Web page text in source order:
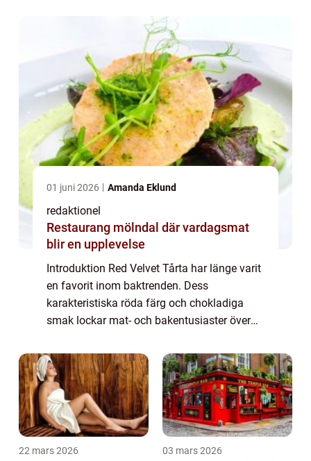
01 juni 2026 Amanda Eklund
redaktionel
Restaurang mölndal där vardagsmat
blir en upplevelse
Introduktion Red Velvet Tårta har länge varit
en favorit inom baktrenden. Dess
karakteristiska röda färg och chokladiga
smak lockar mat- och bakentusiaster över
undersöka och ge en omfattande
presentation a...
22 mars 2026 03 mars 2026